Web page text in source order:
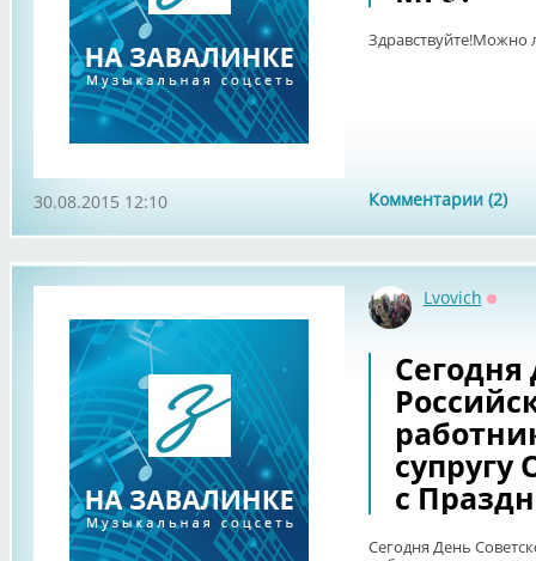
Здравствуйте!Можно
Комментарии (2)
30.08.2015 12:10
Lvovich
Сегодня
супругу
с
Сегодня День